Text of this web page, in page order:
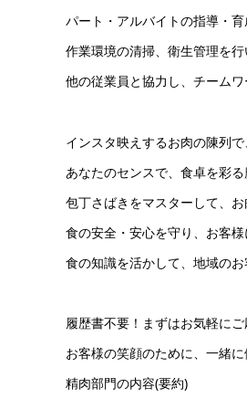
パート・アルバイトの指導・育
作業環境の清掃、衛生管理を行
他の従業員と協力し、チームワ
インスタ映えするお肉の陳列
あなたのセンスで、食卓を彩る
包丁さばきをマスターして、お
食の安全・安心を守り、お客
食の知識を活かして、地域のお
履歴書不要！まずはお気軽にご
お客様の笑顔のために、一緒に
精肉部門の内容(要約)